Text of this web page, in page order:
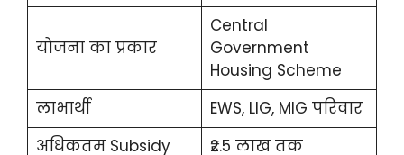
योजना का प्रकार
Central
Government
Housing Scheme
लाभार्थी
EWS, LIG, MIG परिवार
अधिकतम Subsidy
₹2.5 लाख तक